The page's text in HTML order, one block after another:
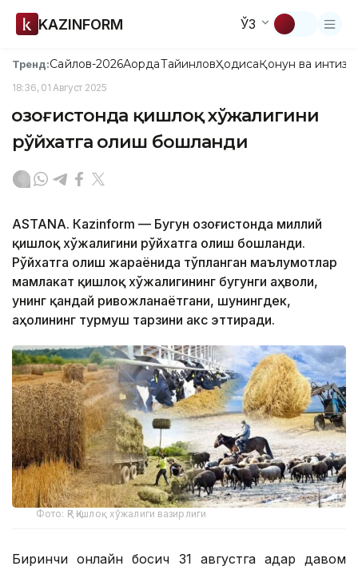
KAZINFORM ЎЗ
Тренд:Сайлов-2026АқордаТайинловҲодисаҚонун ва
18:36, 01 Август 2025
Қозоғистонда қишлоқ хўжалигини
рўйхатга олиш бошланди
ASTANА. Кazinform — Бугун Қозоғистонда миллий
қишлоқ хўжалигини рўйхатга олиш бошланди.
Рўйхатга олиш жараёнида тўпланган маълумотлар
мамлакат қишлоқ хўжалигининг бугунги аҳволи,
унинг қандай ривожланаётгани, шунингдек,
аҳолининг турмуш тарзини акс эттиради.
Фото: ҚР Қишлоқ хўжалиги вазирлиги
Биринчи онлайн босқич 31 августга қадар давом